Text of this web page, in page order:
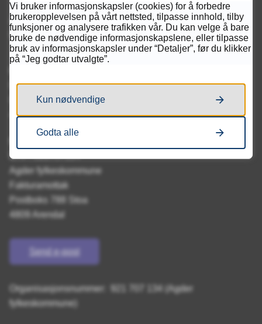
Åpningstider
Mandag - Fredag kl. 08.00 - 15.15
Flekkefjord videregående skole
Postboks 788 Stoa
4809 Arendal
EHF: 921707134
Agder fylkeskommune
Fakturamottak
Postboks 788 Stoa
4809 Arendal
Send e-post
Organisasjonsnummer: 921 707 134 (Agder
fylkeskommune)
Vi bruker informasjonskapsler (cookies) for å forbedre
brukeropplevelsen på vårt nettsted, tilpasse innhold, tilby
funksjoner og analysere trafikken vår. Du kan velge å bare
bruke de nødvendige informasjonskapslene, eller tilpasse
bruk av informasjonskapsler under “Detaljer”, før du klikker
på “Jeg godtar utvalgte”.
Kun nødvendige
Godta alle